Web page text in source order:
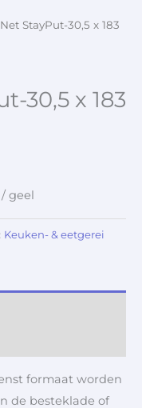
StayPut-30,5 x 183
30,5 x 183
geel
Keuken- & eetgerei
formaat worden
de besteklade of